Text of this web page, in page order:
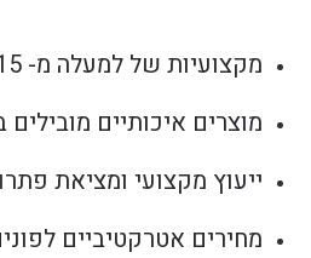
מקצועיות של למעלה מ- 15 שנה.
מוצרים איכותיים
ייעוץ מקצועי ומציאת
מחירים אטרקטיביים